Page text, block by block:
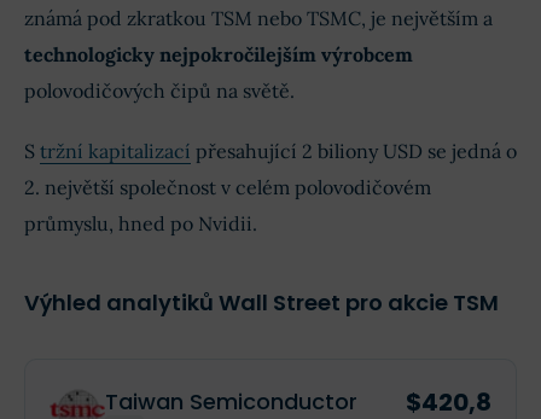
známá pod zkratkou TSM nebo TSMC, je největším a
technologicky nejpokročilejším výrobcem
polovodičových čipů na světě.
S tržní kapitalizací přesahující 2 biliony USD se jedná o
2. největší společnost v celém polovodičovém
průmyslu, hned po Nvidii.
Výhled analytiků Wall Street pro akcie TSM
Taiwan Semiconductor $420,8